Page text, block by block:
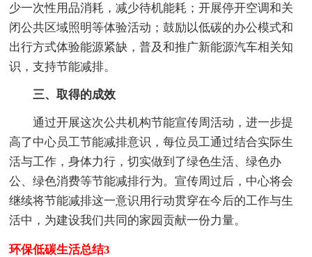
少一次性用品消耗，减少待机能耗；开展停开空调和关
闭公共区域照明等体验活动；鼓励以低碳的办公模式和
出行方式体验能源紧缺，普及和推广新能源汽车相关知
识，支持节能减排。
三、取得的成效
通过开展这次公共机构节能宣传周活动，进一步提
高了中心员工节能减排意识，每位员工通过结合实际生
活与工作，身体力行，切实做到了绿色生活、绿色办
公、绿色消费等节能减排行为。宣传周过后，中心将会
继续将节能减排这一意识用行动贯穿在今后的工作与生
活中，为建设我们共同的家园贡献一份力量。
环保低碳生活总结3